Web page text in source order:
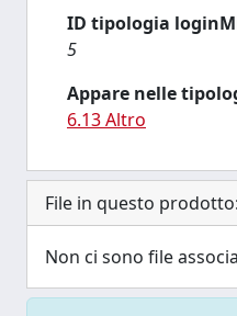
ID tipologia
5
Appare nelle
6.13 Altro
File in questo prodotto:
Non ci sono file